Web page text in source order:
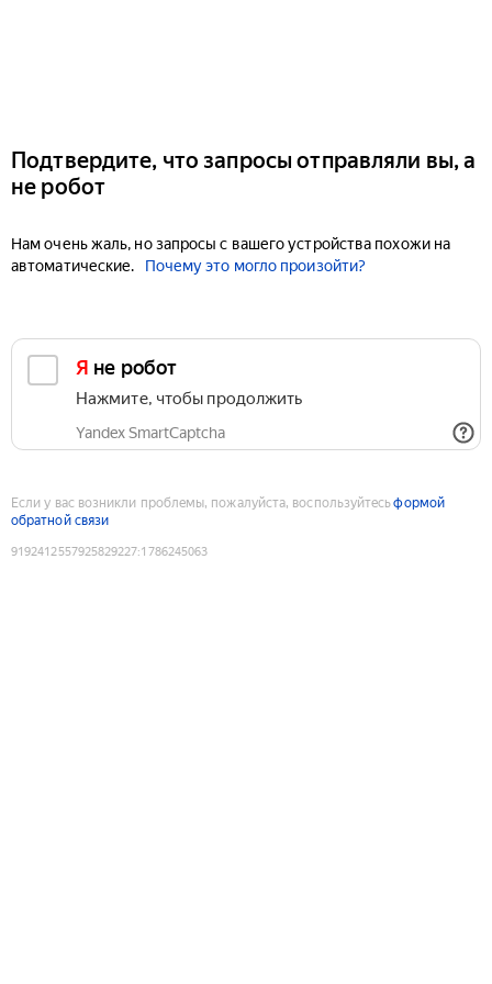
Подтвердите, что запросы отправляли вы, а
не робот
Нам очень жаль, но запросы с вашего устройства похожи на
автоматические.
Почему это могло произойти?
Я не робот
Нажмите, чтобы продолжить
Yandex SmartCaptcha
Если у вас возникли проблемы, пожалуйста, воспользуйтесьформой
обратной связи
9192412557925829227:1786245063